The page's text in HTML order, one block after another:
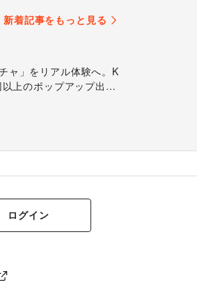
新着記事をもっと見る
ャ」をリアル体験へ。K
上のポップアップ出店
お酒との出会い”
ログイン